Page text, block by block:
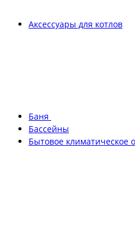
Аксессуары для котлов
Баня
Бассейны
Бытовое климатическое